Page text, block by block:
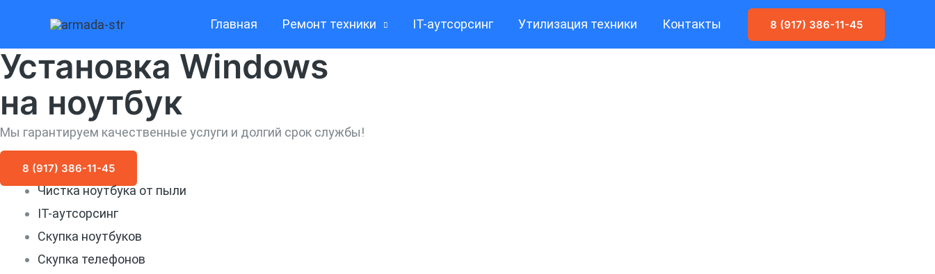
содержимому
Главная Ремонт техники IT-аутсорсинг Утилизация техники Контакты 8 (917) 386-11-45
Установка Windows
на ноутбук
Мы гарантируем качественные услуги и долгий срок службы!
8 (917) 386-11-45
Чистка ноутбука от пыли
IT-аутсорсинг
Скупка ноутбуков
Скупка телефонов